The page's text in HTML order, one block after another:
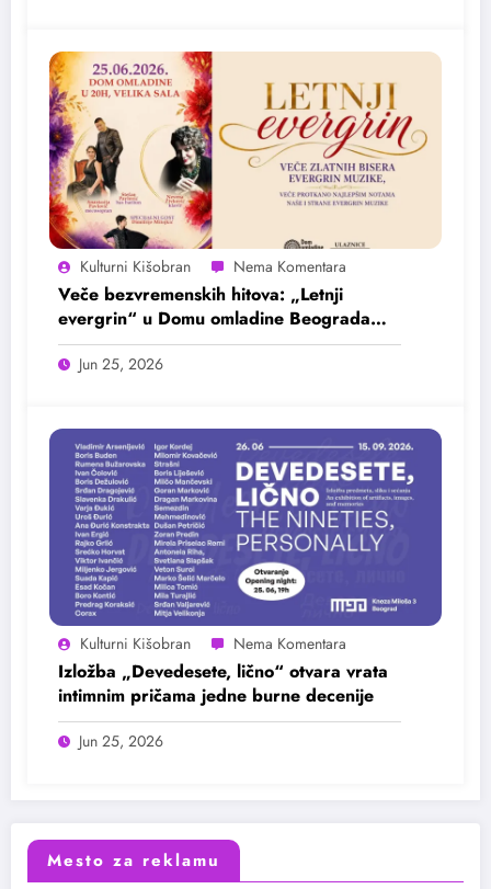
Kulturni Kišobran
Veče bezvremenskih hitova: „Letnji
evergrin“ u Domu omladine Beograda
25. juna
Jun 25, 2026
Kulturni Kišobran
Izložba „Devedesete, lično“ otvara vrata
intimnim pričama jedne burne decenije
Jun 25, 2026
Mesto za reklamu